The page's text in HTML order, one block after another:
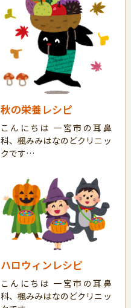
秋の栄養レシピ
こんにちは 一宮市の耳鼻
科、楓みみはなのどクリニッ
クです…
ハロウィンレシピ
こんにちは 一宮市の耳鼻
科、楓みみはなのどクリニッ